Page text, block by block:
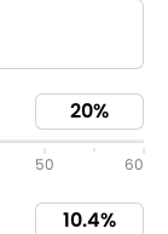
50 60